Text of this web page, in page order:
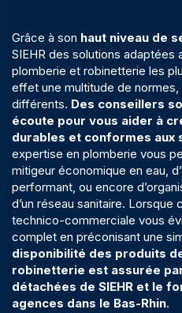
Grâce à son haut niveau de
SIEHR des solutions adaptées
plomberie et robinetterie les
effet une multitude de
différents. Des conseillers
écoute pour vous aider à
durables et conformes aux
expertise en plomberie vous
mitigeur économique en eau,
performant, ou encore
d’un réseau sanitaire. Lorsque
technico-commerciale vous
complet en préconisant une
disponibilité des produits
robinetterie est assurée
détachées de SIEHR et le
agences dans le Bas-Rhin.